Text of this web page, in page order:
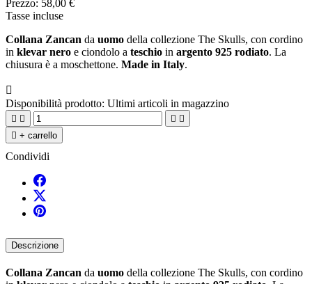
Prezzo: 58,00 €
Tasse incluse
Collana Zancan da uomo della collezione The Skulls, con cordino
in klevar nero e ciondolo a teschio in argento 925 rodiato. La
chiusura è a moschettone. Made in Italy.

Disponibilità prodotto: Ultimi articoli in magazzino
   
 + carrello
Condividi
Descrizione
Collana Zancan da uomo della collezione The Skulls, con cordino